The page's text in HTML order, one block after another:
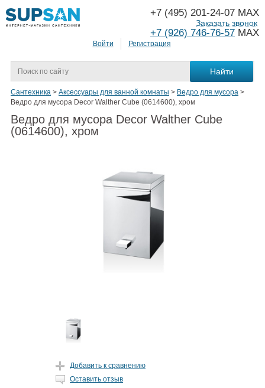
Войти Регистрация
+7 (495) 201-24-07 MAX
+7 (926) 746-76-57 MAX
Заказать звонок
Сантехника > Аксессуары для ванной комнаты > Ведро для мусора >
Ведро для мусора Decor Walther Cube (0614600), хром
Ведро для мусора Decor Walther Cube
(0614600), хром
Добавить к сравнению
Оставить отзыв